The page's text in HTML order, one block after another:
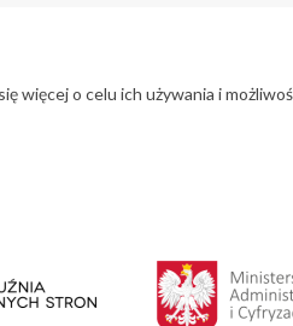
więcej o celu ich używania i